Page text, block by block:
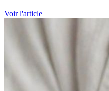
Voir l'article